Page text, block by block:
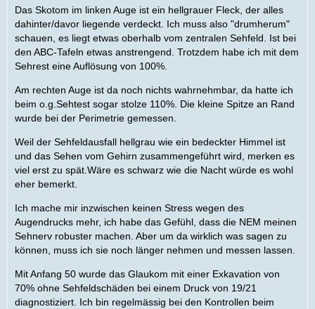
Das Skotom im linken Auge ist ein hellgrauer Fleck, der alles
dahinter/davor liegende verdeckt. Ich muss also "drumherum"
schauen, es liegt etwas oberhalb vom zentralen Sehfeld. Ist bei
den ABC-Tafeln etwas anstrengend. Trotzdem habe ich mit dem
Sehrest eine Auflösung von 100%.
Am rechten Auge ist da noch nichts wahrnehmbar, da hatte ich
beim o.g.Sehtest sogar stolze 110%. Die kleine Spitze an Rand
wurde bei der Perimetrie gemessen.
Weil der Sehfeldausfall hellgrau wie ein bedeckter Himmel ist
und das Sehen vom Gehirn zusammengeführt wird, merken es
viel erst zu spät.Wäre es schwarz wie die Nacht würde es wohl
eher bemerkt.
Ich mache mir inzwischen keinen Stress wegen des
Augendrucks mehr, ich habe das Gefühl, dass die NEM meinen
Sehnerv robuster machen. Aber um da wirklich was sagen zu
können, muss ich sie noch länger nehmen und messen lassen.
Mit Anfang 50 wurde das Glaukom mit einer Exkavation von
70% ohne Sehfeldschäden bei einem Druck von 19/21
diagnostiziert. Ich bin regelmässig bei den Kontrollen beim